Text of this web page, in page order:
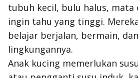
tubuh kecil, bulu halus, mata
ingin tahu yang tinggi.
belajar berjalan, bermain,
lingkungannya.
Anak kucing memerlukan